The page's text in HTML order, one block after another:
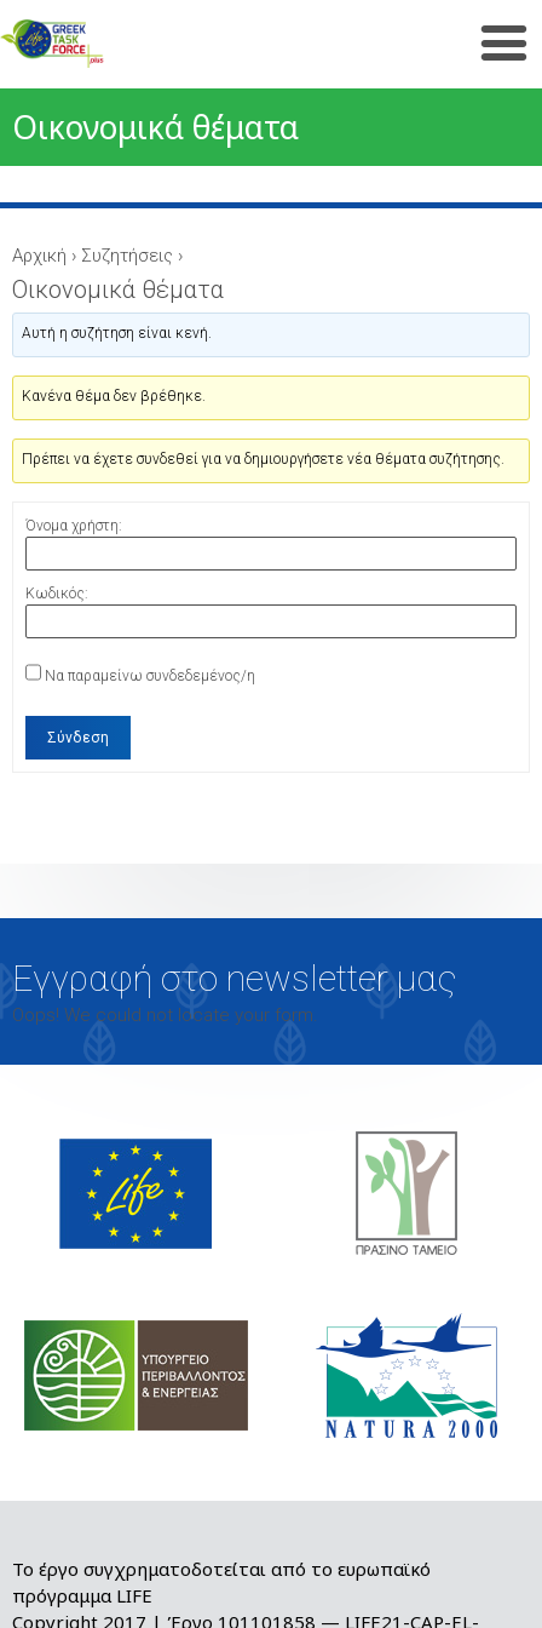
Οικονομικά θέματα
Αρχική › Συζητήσεις ›
Οικονομικά θέματα
Αυτή η συζήτηση είναι κενή.
Κανένα θέμα δεν βρέθηκε.
Πρέπει να έχετε συνδεθεί για να δημιουργήσετε νέα θέματα συζήτησης.
Όνομα χρήστη:
Κωδικός:
Να παραμείνω συνδεδεμένος/η
Σύνδεση
Εγγραφή στο newsletter μας
Oops! We could not locate your form.
Το έργο συγχρηματοδοτείται από το ευρωπαϊκό
πρόγραμμα LIFE
Copyright 2017 | Έργο 101101858 — LIFE21-CAP-EL-